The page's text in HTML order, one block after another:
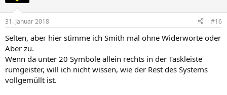
31. Januar 2018 #16
Selten, aber hier stimme ich Smith mal ohne Widerworte oder
Aber zu.
Wenn da unter 20 Symbole allein rechts in der Taskleiste
rumgeister, will ich nicht wissen, wie der Rest des Systems
vollgemüllt ist.